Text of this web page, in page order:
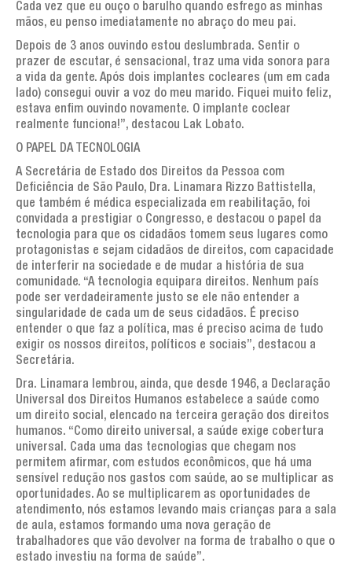
Cada vez que eu ouço o barulho quando esfrego as minhas
mãos, eu penso imediatamente no abraço do meu pai.
Depois de 3 anos ouvindo estou deslumbrada. Sentir o
prazer de escutar, é sensacional, traz uma vida sonora para
a vida da gente. Após dois implantes cocleares (um em cada
lado) consegui ouvir a voz do meu marido. Fiquei muito feliz,
estava enfim ouvindo novamente. O implante coclear
realmente funciona!”, destacou Lak Lobato.
O PAPEL DA TECNOLOGIA
A Secretária de Estado dos Direitos da Pessoa com
Deficiência de São Paulo, Dra. Linamara Rizzo Battistella,
que também é médica especializada em reabilitação, foi
convidada a prestigiar o Congresso, e destacou o papel da
tecnologia para que os cidadãos tomem seus lugares como
protagonistas e sejam cidadãos de direitos, com capacidade
de interferir na sociedade e de mudar a história de sua
comunidade. “A tecnologia equipara direitos. Nenhum país
pode ser verdadeiramente justo se ele não entender a
singularidade de cada um de seus cidadãos. É preciso
entender o que faz a política, mas é preciso acima de tudo
exigir os nossos direitos, políticos e sociais”, destacou a
Secretária.
Dra. Linamara lembrou, ainda, que desde 1946, a Declaração
Universal dos Direitos Humanos estabelece a saúde como
um direito social, elencado na terceira geração dos direitos
humanos. “Como direito universal, a saúde exige cobertura
universal. Cada uma das tecnologias que chegam nos
permitem afirmar, com estudos econômicos, que há uma
sensível redução nos gastos com saúde, ao se multiplicar as
oportunidades. Ao se multiplicarem as oportunidades de
atendimento, nós estamos levando mais crianças para a sala
de aula, estamos formando uma nova geração de
trabalhadores que vão devolver na forma de trabalho o que o
estado investiu na forma de saúde”.